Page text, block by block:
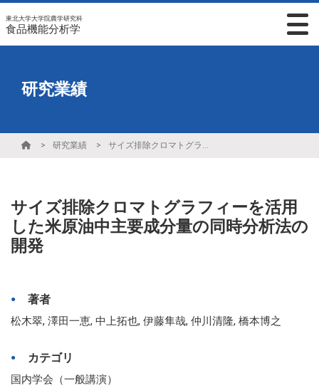
東北大学大学院農学研究科
食品機能分析学
研究業績
研究業績 サイズ排除クロマトグラフィーを活用した米原油中主要成分量の同時分析法の開発
サイズ排除クロマトグラフィーを活用
した米原油中主要成分量の同時分析法の
開発
著者
松木翠, 澤田一恵, 中上拓也, 伊藤隼哉, 仲川清隆, 橋本博之
カテゴリ
国内学会（一般講演）